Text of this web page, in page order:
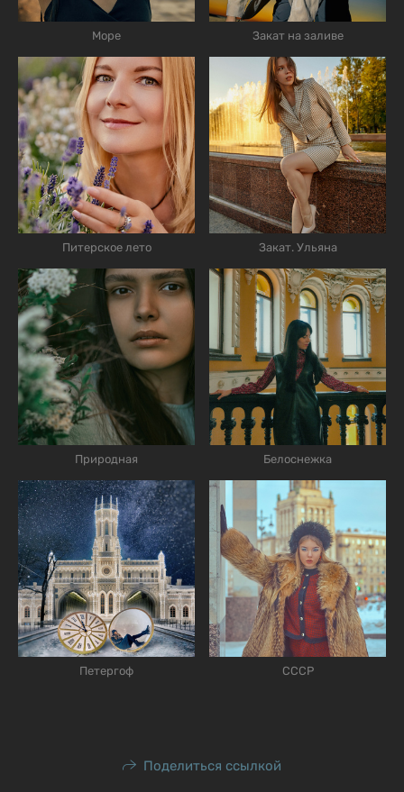
Море Закат на заливе
Питерское лето Закат. Ульяна
Природная Белоснежка
Петергоф СССР
Поделиться ссылкой